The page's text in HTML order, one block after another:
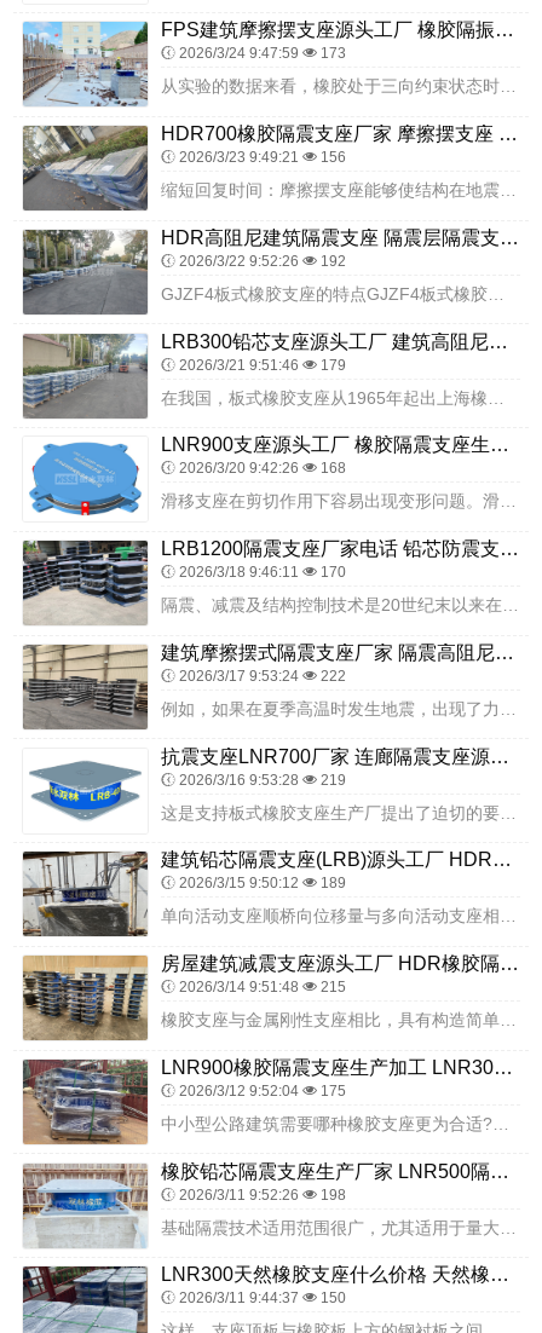
FPS建筑摩擦摆支座源头工厂 橡胶隔振支座生产厂家 民用建筑隔震支座厂家
2026/3/24 9:47:59 173
从实验的数据来看，橡胶处于三向约束状态时的抗压弹性模量为5104KG/CM2，比无侧向约束的抗压弹性模量增大近20倍，因而支座承载能力大大提高，解决了普通橡胶支...
HDR700橡胶隔震支座厂家 摩擦摆支座 铅芯防震支座装置源头工厂
2026/3/23 9:49:21 156
HDR高阻尼建筑隔震支座 隔震层隔震支座厂家 高阻泥橡胶隔震支座生产厂家
2026/3/22 9:52:26 192
LRB300铅芯支座源头工厂 建筑高阻尼减震橡胶隔震支座厂家 LNR(H)支座生产厂家
2026/3/21 9:51:46 179
LNR900支座源头工厂 橡胶隔震支座生产厂家一套生产厂家 天然橡胶隔震支座厂家直销源头工厂
2026/3/20 9:42:26 168
滑移支座在剪切作用下容易出现变形问题。滑移支座在剪切作用下，可能会发生较大的形变，甚至可能会出现严重的裂缝病害；滑移支座究其原因，滑移支座主要是因为浇筑湿接头过...
LRB1200隔震支座厂家电话 铅芯防震支座厂商源头工厂 建筑带铅芯橡胶隔震支座生产厂家
2026/3/18 9:46:11 170
建筑摩擦摆式隔震支座厂家 隔震高阻尼支座生产厂家 隔震支座LNR800厂家
2026/3/17 9:53:24 222
抗震支座LNR700厂家 连廊隔震支座源头工厂 LNR1400支座生产厂家
2026/3/16 9:53:28 219
建筑铅芯隔震支座(LRB)源头工厂 HDR1100隔震支座 LRB500一II型橡胶隔震支座源头工厂
2026/3/15 9:50:12 189
单向活动支座顺桥向位移量与多向活动支座相同，横桥向位移量为顺桥向位移量十分之一，所以当横桥向位移量不大时，可选择单向活动支座。通常来说桥面震动属于正常现象，震动...
房屋建筑减震支座源头工厂 HDR橡胶隔震支座 HDR1000橡胶隔震支座源头工厂
2026/3/14 9:51:48 215
LNR900橡胶隔震支座生产加工 LNR300隔震支座多少钱 摩擦摆式减隔震支座厂家
2026/3/12 9:52:04 175
橡胶铅芯隔震支座生产厂家 LNR500隔震橡胶支座生产厂家 隔震支座LNRD420生产厂家
2026/3/11 9:52:26 198
LNR300天然橡胶支座什么价格 天然橡胶支座(LNR)厂家电话 HDR600高阻尼橡胶支座
2026/3/11 9:44:37 150